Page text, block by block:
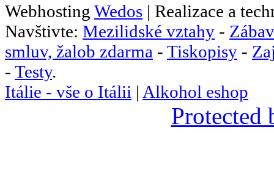
Webhosting Wedos | Realizace a
Navštivte: Mezilidské vztahy -
smluv, žalob zdarma - Tiskopisy -
- Testy.
Itálie - vše o Itálii | Alkohol eshop
Protected